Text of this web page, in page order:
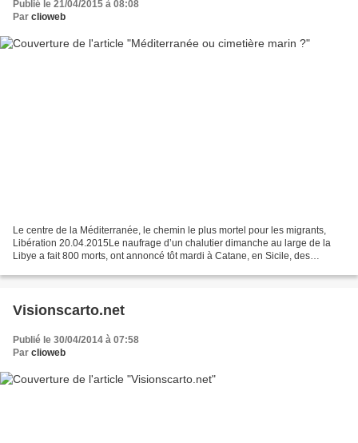
Publié le 21/04/2015 à 08:08
Par clioweb
Le centre de la Méditerranée, le chemin le plus mortel pour les migrants,
Libération 20.04.2015Le naufrage d’un chalutier dimanche au large de la
Libye a fait 800 morts, ont annoncé tôt mardi à Catane, en Sicile, des
http://www.liberation.fr/monde/2015/04/21/800-personnes-sont-mortes-
Visionscarto.net
Publié le 30/04/2014 à 07:58
Par clioweb